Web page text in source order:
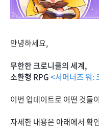
안녕하세요,
무한한 크로니클의 세계,
소환형 RPG<서머너즈 워:
이번 업데이트로 어떤 것들
자세한 내용은 아래에서 확